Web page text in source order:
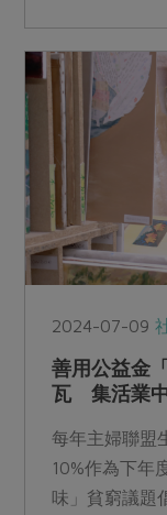
2024-07-09
善用公益金
瓦 集活業
每年主婦聯盟
10%作為下年
味」貧窮議題